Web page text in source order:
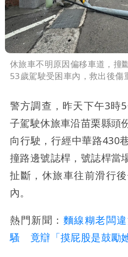
休旅車不明原因偏移車道，撞
53歲駕駛受困車內，救出後傷
警方調查，昨天下午3時
子駕駛休旅車沿苗栗縣頭
向行駛，行經中華路430
撞路邊號誌桿，號誌桿當
扯斷，休旅車往前滑行
內。
熱門新聞： 麵線糊老闆
騷 竟辯「摸屁股是鼓勵